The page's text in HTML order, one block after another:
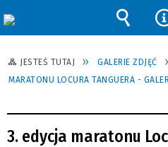
JESTEŚ TUTAJ GALERIE ZDJĘĆ
MARATONU LOCURA TANGUERA -
3. edycja maratonu